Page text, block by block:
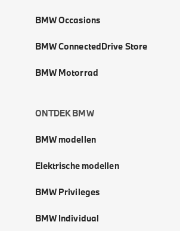
BMW Occasions
BMW ConnectedDrive Store
BMW Motorrad
ONTDEK BMW
BMW modellen
Elektrische modellen
BMW Privileges
BMW Individual